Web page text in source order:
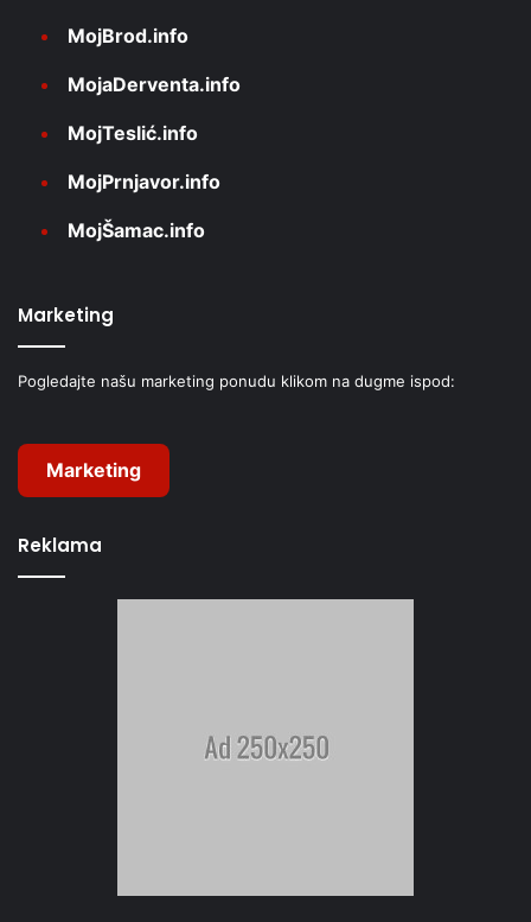
MojBrod.info
MojaDerventa.info
MojTeslić.info
MojPrnjavor.info
MojŠamac.info
Marketing
Pogledajte našu marketing ponudu klikom na dugme ispod:
Marketing
Reklama